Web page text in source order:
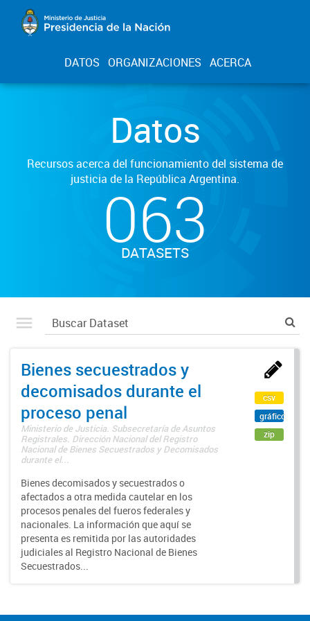
DATOS ORGANIZACIONES ACERCA
Datos
Recursos acerca del funcionamiento del sistema de
justicia de la República Argentina.
063
DATASETS
Bienes secuestrados y
decomisados durante el
proceso penal
Ministerio de Justicia. Subsecretaría de Asuntos
Registrales. Dirección Nacional del Registro
Nacional de Bienes Secuestrados y Decomisados
durante el...
Bienes decomisados y secuestrados o
afectados a otra medida cautelar en los
procesos penales del fueros federales y
nacionales. La información que aquí se
presenta es remitida por las autoridades
judiciales al Registro Nacional de Bienes
Secuestrados...
csv
gráfico
zip